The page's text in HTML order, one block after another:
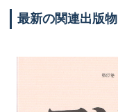
最新の関連出版物